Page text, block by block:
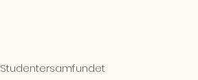
Studentersamfundet